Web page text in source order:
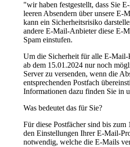
"wir haben festgestellt, dass Sie
leeren Absendern über unsere E-
kann ein Sicherheitsrisiko
andere E-Mail-Anbieter diese E-
Spam einstufen.
Um die Sicherheit für alle E-Mail-
ab dem 15.01.2024 nur noch
Server zu versenden, wenn die
entsprechenden Postfach
Informationen dazu finden Sie in
Was bedeutet das für Sie?
Für diese Postfächer sind bis
den Einstellungen Ihrer E-Mail-
notwendig, welche die E-Mails